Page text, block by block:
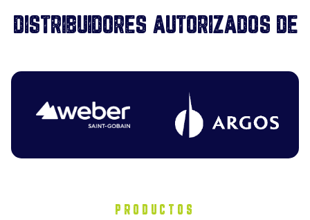
DISTRIBUIDORES AUTORIZADOS DE
PRODUCTOS